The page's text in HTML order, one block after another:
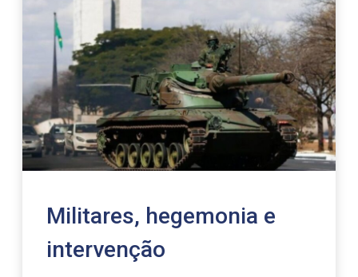
Militares, hegemonia e
intervenção